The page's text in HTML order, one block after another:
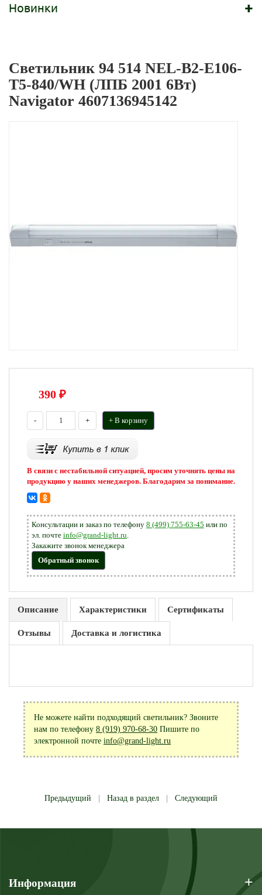
Новинки +
Светильник 94 514 NEL-B2-E106-
T5-840/WH (ЛПБ 2001 6Вт)
Navigator 4607136945142
390 ₽
- + + В корзину
В связи с нестабильной ситуацией, просим уточнять цены на
продукцию у наших менеджеров. Благодарим за понимание.
Консультации и заказ по телефону 8 (499) 755-63-45 или по
эл. почте info@grand-light.ru.
Закажите звонок менеджера
Обратный звонок
Описание Характеристики Сертификаты
Отзывы Доставка и логистика
Не можете найти подходящий светильник? Звоните
нам по телефону 8 (919) 970-68-30 Пишите по
электронной почте info@grand-light.ru
Предыдущий Назад в раздел Следующий
Информация +